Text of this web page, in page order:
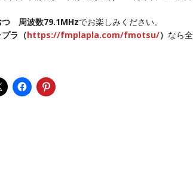
つ 周波数79.1MHzでお楽しみください。
ラ（https://fmplapla.com/fmotsu/） なら